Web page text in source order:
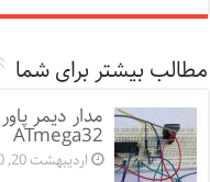
مطالب بیشتر برای شما
ATmega32
اردیبهشت 20, 1400